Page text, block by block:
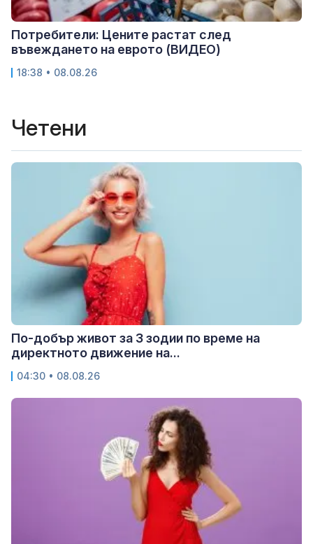
Потребители: Цените растат след
въвеждането на еврото (ВИДЕО)
18:38 • 08.08.26
Четени
По-добър живот за 3 зодии по време на
директното движение на...
04:30 • 08.08.26